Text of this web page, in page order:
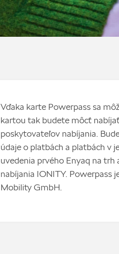
Vďaka karte Powerpass sa
kartou tak budete môcť
poskytovateľov nabíjania.
údaje o platbách a platbách v
uvedenia prvého Enyaq na
nabíjania IONITY. Powerpass
Mobility GmbH.